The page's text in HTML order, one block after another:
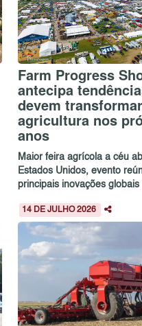
Farm Progress
antecipa
devem
agricultura nos
anos
Maior feira agrícola a céu
Estados Unidos, evento
principais inovações globais
14 DE JULHO 2026